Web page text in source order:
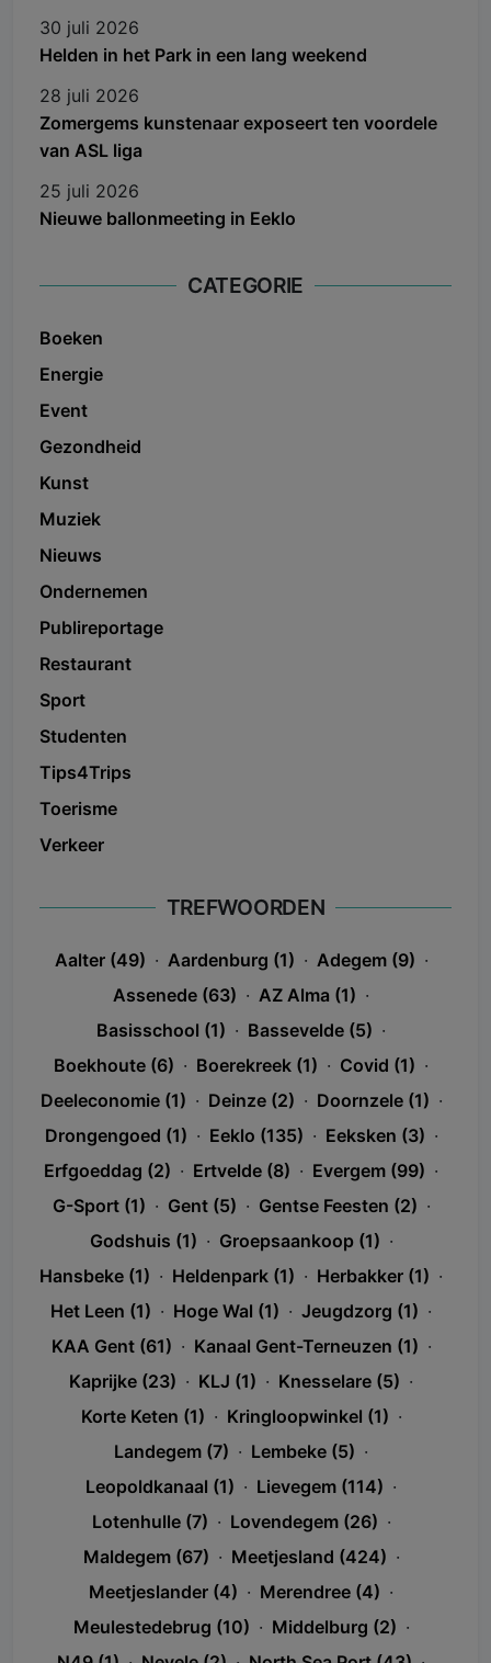
30 juli 2026
Helden in het Park in een lang weekend
28 juli 2026
Zomergems kunstenaar exposeert ten voordele
van ASL liga
25 juli 2026
Nieuwe ballonmeeting in Eeklo
CATEGORIE
Boeken
Energie
Event
Gezondheid
Kunst
Muziek
Nieuws
Ondernemen
Publireportage
Restaurant
Sport
Studenten
Tips4Trips
Toerisme
Verkeer
TREFWOORDEN
Aalter (49) · Aardenburg (1) · Adegem (9) ·
Assenede (63) · AZ Alma (1) ·
Basisschool (1) · Bassevelde (5) ·
Boekhoute (6) · Boerekreek (1) · Covid (1) ·
Deeleconomie (1) · Deinze (2) · Doornzele (1) ·
Drongengoed (1) · Eeklo (135) · Eeksken (3) ·
Erfgoeddag (2) · Ertvelde (8) · Evergem (99) ·
G-Sport (1) · Gent (5) · Gentse Feesten (2) ·
Godshuis (1) · Groepsaankoop (1) ·
Hansbeke (1) · Heldenpark (1) · Herbakker (1) ·
Het Leen (1) · Hoge Wal (1) · Jeugdzorg (1) ·
KAA Gent (61) · Kanaal Gent-Terneuzen (1) ·
Kaprijke (23) · KLJ (1) · Knesselare (5) ·
Korte Keten (1) · Kringloopwinkel (1) ·
Landegem (7) · Lembeke (5) ·
Leopoldkanaal (1) · Lievegem (114) ·
Lotenhulle (7) · Lovendegem (26) ·
Maldegem (67) · Meetjesland (424) ·
Meetjeslander (4) · Merendree (4) ·
Meulestedebrug (10) · Middelburg (2) ·